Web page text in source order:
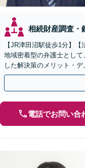
相続財産調査・
【JR津田沼駅徒歩1分】
地域密着型の弁護士とし
した解決策のメリット・
す【初回相談無料 】【プ
電話でお問い合